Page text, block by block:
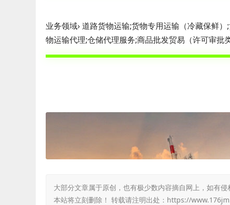
业务领域› 道路货物运输;货物专用运输（冷藏保鲜
物运输代理;仓储代理服务;商品批发贸易（许可审批
大部分文章属于原创，也有极少数内容摘自网上，如有
本站将立刻删除！ 转载请注明出处： https://